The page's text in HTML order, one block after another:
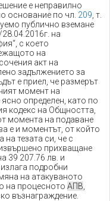
е неправилно
основание по чл. 209 , т.
публично вземане
на
с което
на
акт на
задължението за
е приел, че размерът
момент на
определен, като по
кодекс на Общността,
момента на подаване
е и моментът, от който
на тезата си, че с
прихващане
39 207.76 лв. и
подробни
на атакуваното
на процесното АПВ
възнаграждение.